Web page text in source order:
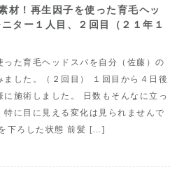
！再生因子を使った育毛ヘッ
ター１人目、２回目（２１年１
った育毛ヘッドスパを自分（佐藤）の
ました。（２回目） １回目から４日後
に施術しました。 日数もそんなに立っ
特に目に見える変化は見られませんで
下ろした状態 前髪 […]